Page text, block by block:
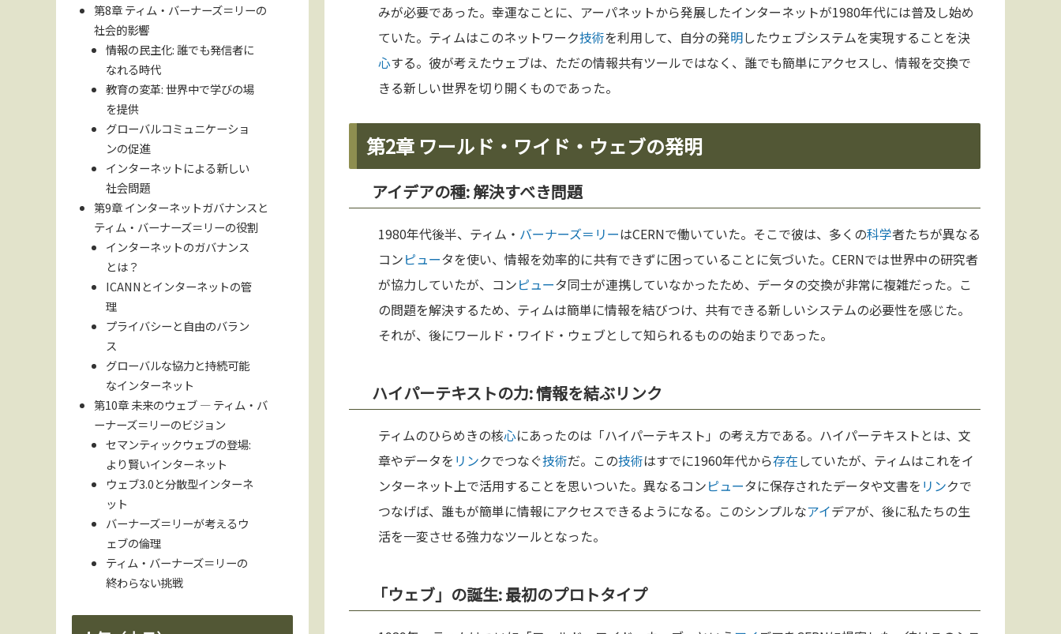
みが必要であった。幸運なことに、アーパネットから発展したインターネットが1980年代には普及し始め
ていた。ティムはこのネットワーク技術を利用して、自分の発明したウェブシステムを実現することを決
心する。彼が考えたウェブは、ただの情報共有ツールではなく、誰でも簡単にアクセスし、情報を交換で
きる新しい世界を切り開くものであった。
第2章 ワールド・ワイド・ウェブの発明
アイデアの種: 解決すべき問題
1980年代後半、ティム・ バーナーズ＝リーはCERNで働いていた。そこで彼は、多くの科学者たちが異なる
コンピュータを使い、情報を効率的に共有できずに困っていることに気づいた。CERNでは世界中の研究者
が協力していたが、コンピュータ同士が連携していなかったため、データの交換が非常に複雑だった。こ
の問題を解決するため、ティムは簡単に情報を結びつけ、共有できる新しいシステムの必要性を感じた。
それが、後にワールド・ワイド・ウェブとして知られるものの始まりであった。
ハイパーテキストの力: 情報を結ぶリンク
ティムのひらめきの核心にあったのは「ハイパーテキスト」の考え方である。ハイパーテキストとは、文
章やデータを リンクでつなぐ技術だ。この技術はすでに1960年代から存在していたが、ティムはこれをイ
ンターネット上で活用することを思いついた。異なるコンピュータに保存されたデータや文書を リンクで
つなげば、誰もが簡単に情報にアクセスできるようになる。このシンプルなアイデアが、後に私たちの生
活を一変させる強力なツールとなった。
「ウェブ」の誕生: 最初のプロトタイプ
第8章 ティム・バーナーズ＝リーの
社会的影響
情報の民主化: 誰でも発信者に
なれる時代
教育の変革: 世界中で学びの場
を提供
グローバルコミュニケーショ
ンの促進
インターネットによる新しい
社会問題
第9章 インターネットガバナンスと
ティム・バーナーズ＝リーの役割
インターネットのガバナンス
とは？
ICANNとインターネットの管
理
プライバシーと自由のバラン
ス
グローバルな協力と持続可能
なインターネット
第10章 未来のウェブ — ティム・バ
ーナーズ＝リーのビジョン
セマンティックウェブの登場:
より賢いインターネット
ウェブ3.0と分散型インターネ
ット
バーナーズ＝リーが考えるウ
ェブの倫理
ティム・バーナーズ＝リーの
終わらない挑戦